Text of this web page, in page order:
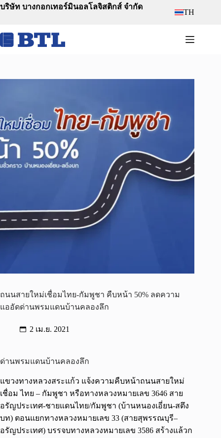
Skip
บริษัท บางกอกเทอร์มินอลโลจิสติกส์ จำกัด
TH
ถนนสายใหม่เชื่อมไทย-กัมพูชา คืบหน้า 50% ลดความ
แออัดด่านพรมแดนบ้านคลองลึก
2 เม.ย. 2021
ด่านพรมแดนบ้านคลองลึก
แขวงทางหลวงสระแก้ว แจ้งความคืบหน้าถนนสายใหม่
เชื่อม ไทย – กัมพูชา หรือทางหลวงหมายเลข 3646 สาย
อรัญประเทศ-ชายแดนไทย/กัมพูชา (บ้านหนองเอี่ยน-สตึง
บท) ตอนแยกทางหลวงหมายเลข 33 (สายสุพรรณบุรี–
อรัญประเทศ) บรรจบทางหลวงหมายเลข 3586 สร้างแล้วก